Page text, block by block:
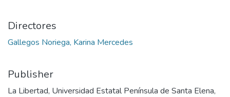
Directores
Gallegos Noriega, Karina Mercedes
Publisher
La Libertad, Universidad Estatal Península de Santa Elena,